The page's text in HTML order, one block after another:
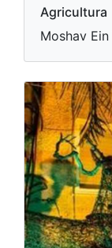
Agricultura
Moshav